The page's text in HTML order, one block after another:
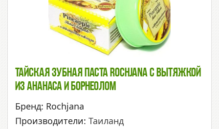
Тайская Зубная Паста Rochjana С Вытяжкой
Из Ананаса И Борнеолом
Бренд: Rochjana
Производители: Таиланд